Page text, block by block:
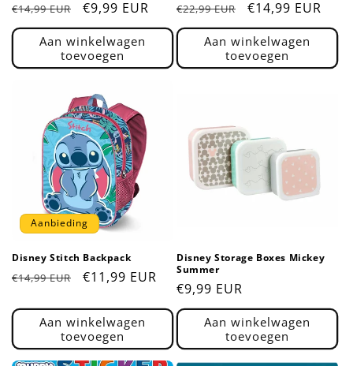
Normale
prijs
€14,99 EUR Aanbiedingsprijs
€9,99 EUR
Aan winkelwagen
toevoegen
Normale
prijs
€22,99 EUR €14,99 EUR
Aan winkelwagen
toevoegen
Aanbieding
Disney Stitch Backpack
Normale
€14,99 EUR Aanbiedingsprijs
€11,99 EUR
Aan winkelwagen
toevoegen
Disney Storage Boxes Mickey
Summer
Normale
prijs
€9,99 EUR
Aan winkelwagen
toevoegen